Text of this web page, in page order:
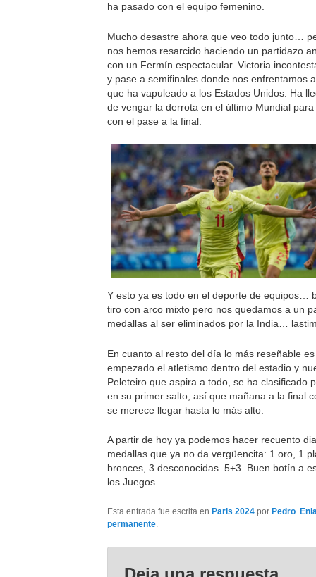
ha pasado con el equipo femenino.
Mucho desastre ahora que veo todo junto…
nos hemos resarcido haciendo un partidazo
con un Fermín espectacular. Victoria
y pase a semifinales donde nos enfrentamos
que ha vapuleado a los Estados Unidos. Ha
de vengar la derrota en el último Mundial
con el pase a la final.
Y esto ya es todo en el deporte de equipos…
tiro con arco mixto pero nos quedamos a un
medallas al ser eliminados por la India…
En cuanto al resto del día lo más reseñable
empezado el atletismo dentro del estadio y
Peleteiro que aspira a todo, se ha clasificado
en su primer salto, así que mañana a la final
se merece llegar hasta lo más alto.
A partir de hoy ya podemos hacer recuento
medallas que ya no da vergüencita: 1 oro, 1
bronces, 3 desconocidas. 5+3. Buen botín a
los Juegos.
Esta entrada fue escrita en Paris 2024 por Pedro.
permanente.